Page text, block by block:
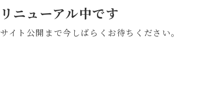
リニューアル中です
サイト公開まで今しばらくお待ちください。